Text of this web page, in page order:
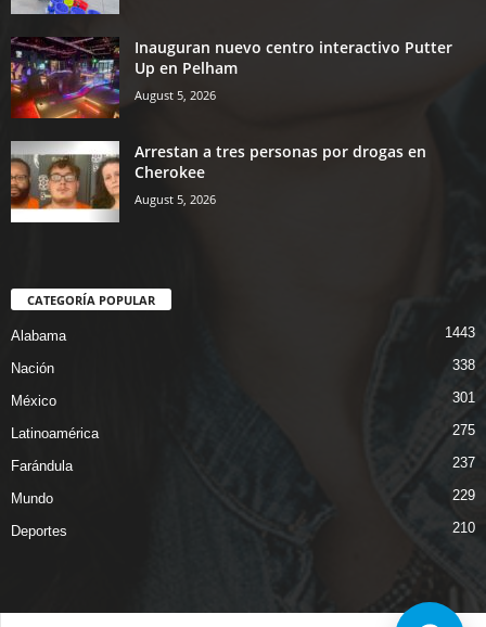
Inauguran nuevo centro interactivo Putter
Up en Pelham
August 5, 2026
Arrestan a tres personas por drogas en
Cherokee
August 5, 2026
CATEGORÍA POPULAR
Alabama 1443
Nación 338
México 301
Latinoamérica 275
Farándula 237
Mundo 229
Deportes 210